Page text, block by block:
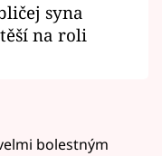
syna
na roli
bolestným